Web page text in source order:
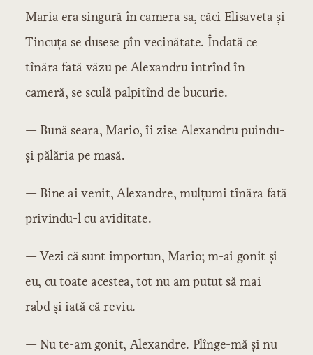
Maria era singură în camera sa, căci Elisaveta și
Tincuța se dusese pîn vecinătate. Îndată ce
tînăra fată văzu pe Alexandru intrînd în
cameră, se sculă palpitînd de bucurie.
— Bună seara, Mario, îi zise Alexandru puindu-
și pălăria pe masă.
— Bine ai venit, Alexandre, mulțumi tînăra fată
privindu-l cu aviditate.
— Vezi că sunt importun, Mario; m-ai gonit și
eu, cu toate acestea, tot nu am putut să mai
rabd și iată că reviu.
— Nu te-am gonit, Alexandre. Plînge-mă și nu